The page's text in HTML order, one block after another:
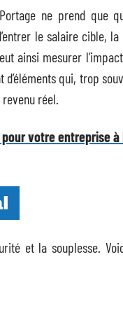
ne prend que
le salaire cible,
ainsi mesurer
qui, trop
réel.
votre entreprise à
et la souplesse.